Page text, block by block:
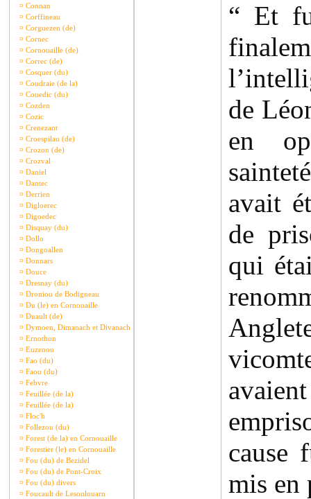
¤ Connan
¤ Corffineau
¤ Corguezen (de)
¤ Cornec
¤ Cornouaille (de)
¤ Correc (de)
¤ Cosquer (du)
¤ Coudraie (de la)
¤ Couedic (du)
¤ Cozden
¤ Cozic
¤ Crenezant
¤ Croespilau (de)
¤ Crozon (de)
¤ Crozval
¤ Daniel
¤ Dantec
¤ Derrien
¤ Digloerec
¤ Digoedec
¤ Disquay (du)
¤ Dollo
¤ Dongoallen
¤ Donnars
¤ Douce
¤ Dresnay (du)
¤ Droniou de Bodigneau
¤ Du (le) en Cornouaille
¤ Duault (de)
¤ Dymoen, Dimanach et Divanach
¤ Ernothon
¤ Euzenou
¤ Fao (du)
¤ Faou (du)
¤ Febvre
¤ Feuillée (de la)
¤ Feuillée (de la)
¤ Floc'h
¤ Follezou (du)
¤ Forest (de la) en Cornouaille
¤ Forestier (le) en Cornouaille
¤ Fou (du) de Bezidel
¤ Fou (du) de Pont-Croix
¤ Fou (du) divers
¤ Foucault de Lesoulouarn
“ Et
de
en
avait
de
qui
cause
mis en